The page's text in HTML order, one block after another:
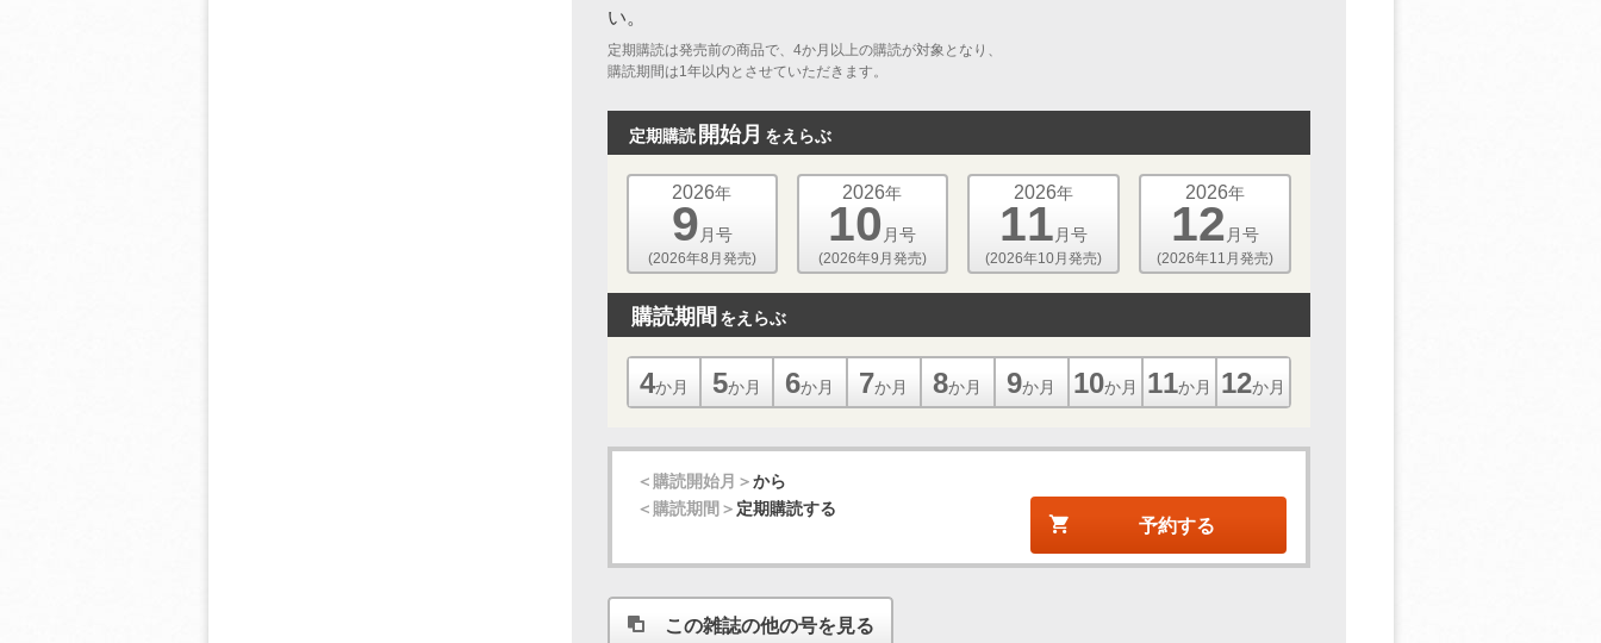
い。
定期購読は発売前の商品で、4か月以上の購読が対象となり、
購読期間は1年以内とさせていただきます。
定期購読 開始月 をえらぶ
2026年
9 月号
(2026年8月発売)
2026年
10 月号
(2026年9月発売)
2026年
11 月号
(2026年10月発売)
2026年
12 月号
(2026年11月発売)
購読期間 をえらぶ
4か月 5か月 6か月 7か月 8か月 9か月 10か月 11か月 12か月
＜購読開始月＞から
＜購読期間＞ 定期購読する
予約する
この雑誌の他の号を見る